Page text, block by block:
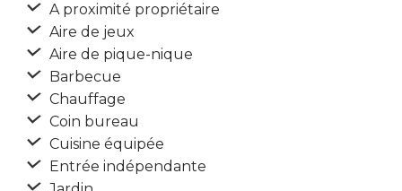
A proximité propriétaire
Aire de jeux
Aire de pique-nique
Barbecue
Chauffage
Coin bureau
Cuisine équipée
Entrée indépendante